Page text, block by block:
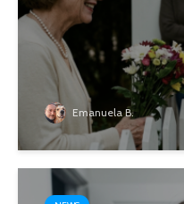
Emanuela B.